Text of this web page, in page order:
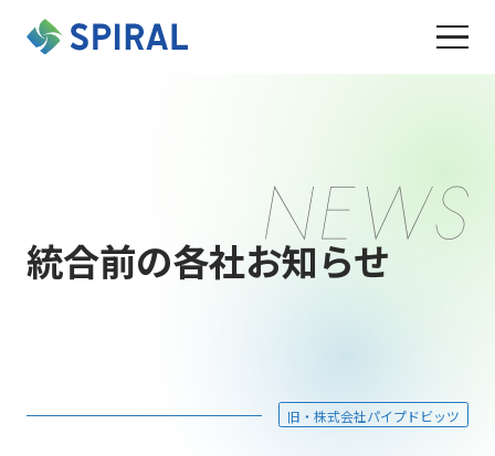
統合前の各社お知らせ
旧・株式会社パイプドビッツ